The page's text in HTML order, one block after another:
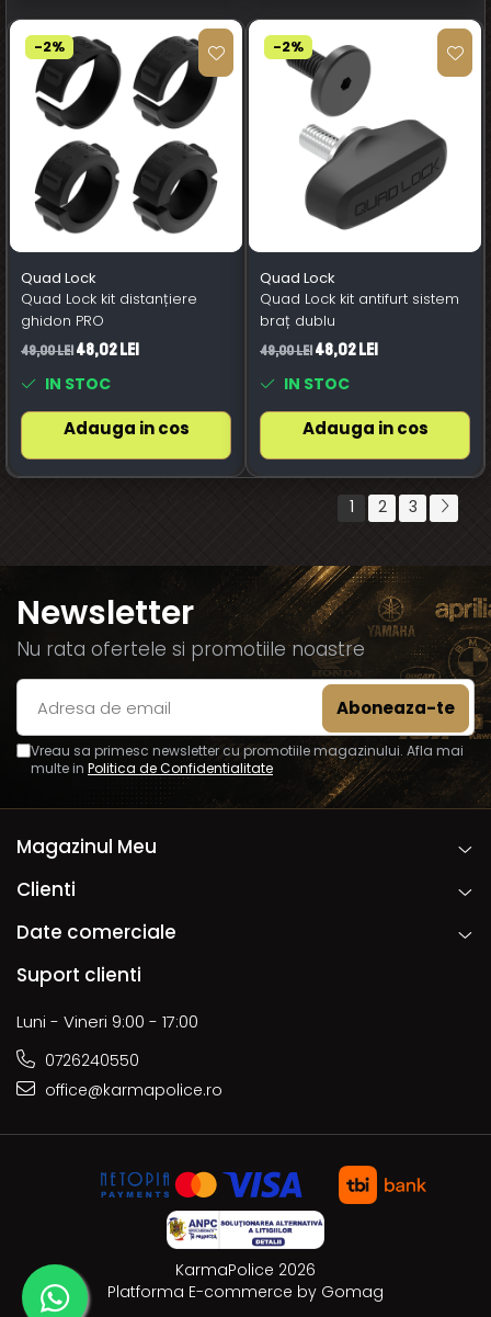
-2%
Quad Lock
Quad Lock kit distanțiere
ghidon PRO
49,00 Lei48,02 Lei
IN STOC
Adauga in cos
-2%
Quad Lock
Quad Lock kit antifurt sistem
braț dublu
49,00 Lei48,02 Lei
IN STOC
Adauga in cos
1 2 3
Newsletter
Nu rata ofertele si promotiile noastre
Vreau sa primesc newsletter cu promotiile magazinului. Afla mai
multe in Politica de Confidentialitate
Magazinul Meu
Clienti
Date comerciale
Suport clienti
Luni - Vineri 9:00 - 17:00
0726240550
office@karmapolice.ro
KarmaPolice 2026
Platforma E-commerce by Gomag